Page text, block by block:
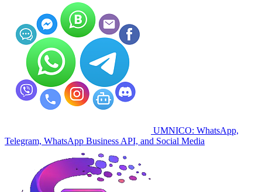
UMNICO: WhatsApp,
Telegram, WhatsApp Business API, and Social Media